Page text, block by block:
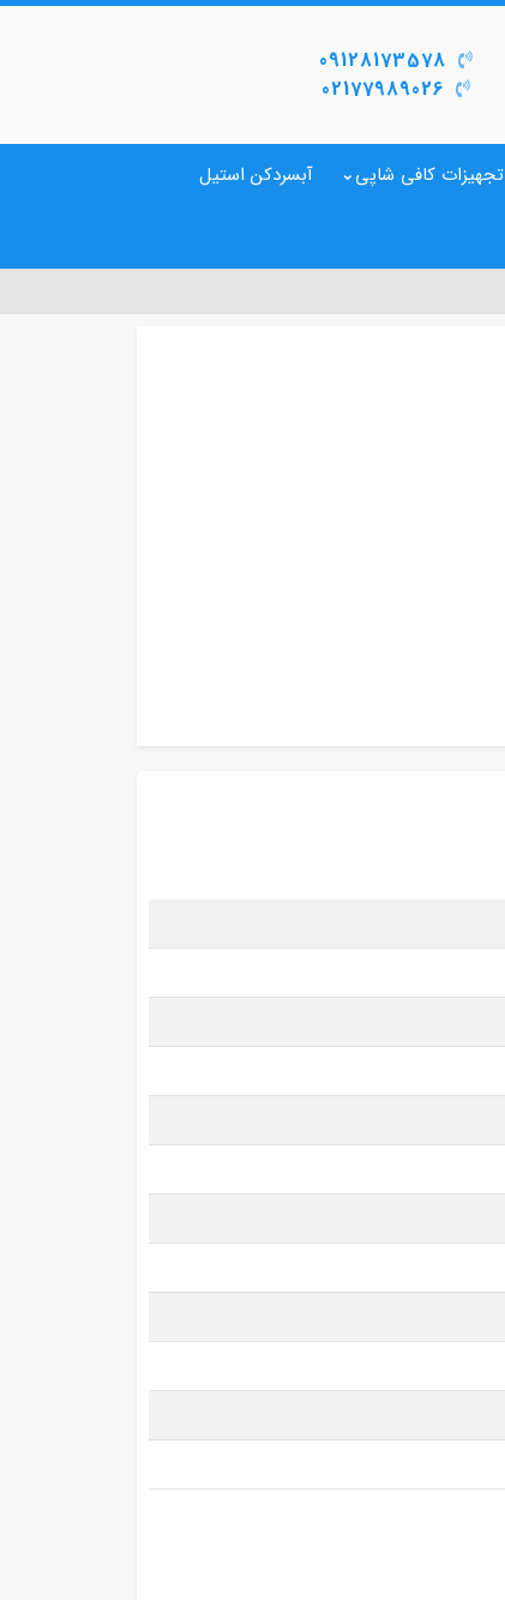
09128173578
02177989026
تجهیزات کافی شاپی آبسردکن استیل